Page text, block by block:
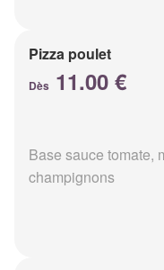
Pizza poulet
Dès 11.00 €
Base sauce tomate,
champignons